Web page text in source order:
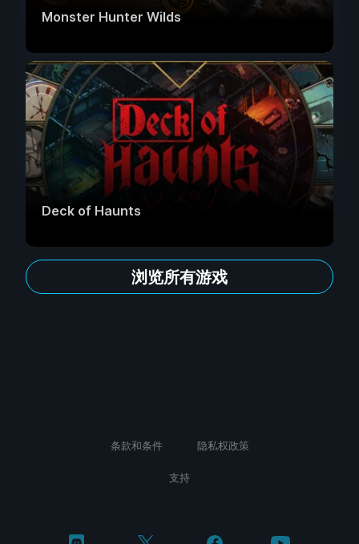
Monster Hunter Wilds
Deck of Haunts
浏览所有游戏
条款和条件 隐私权政策
支持